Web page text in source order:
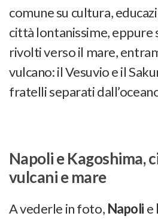
comune su cultura,
città lontanissime, eppure
rivolti verso il mare,
vulcano: il Vesuvio e il
fratelli separati
Napoli e Kagoshima,
vulcani e mare
A vederle in foto, Napoli e